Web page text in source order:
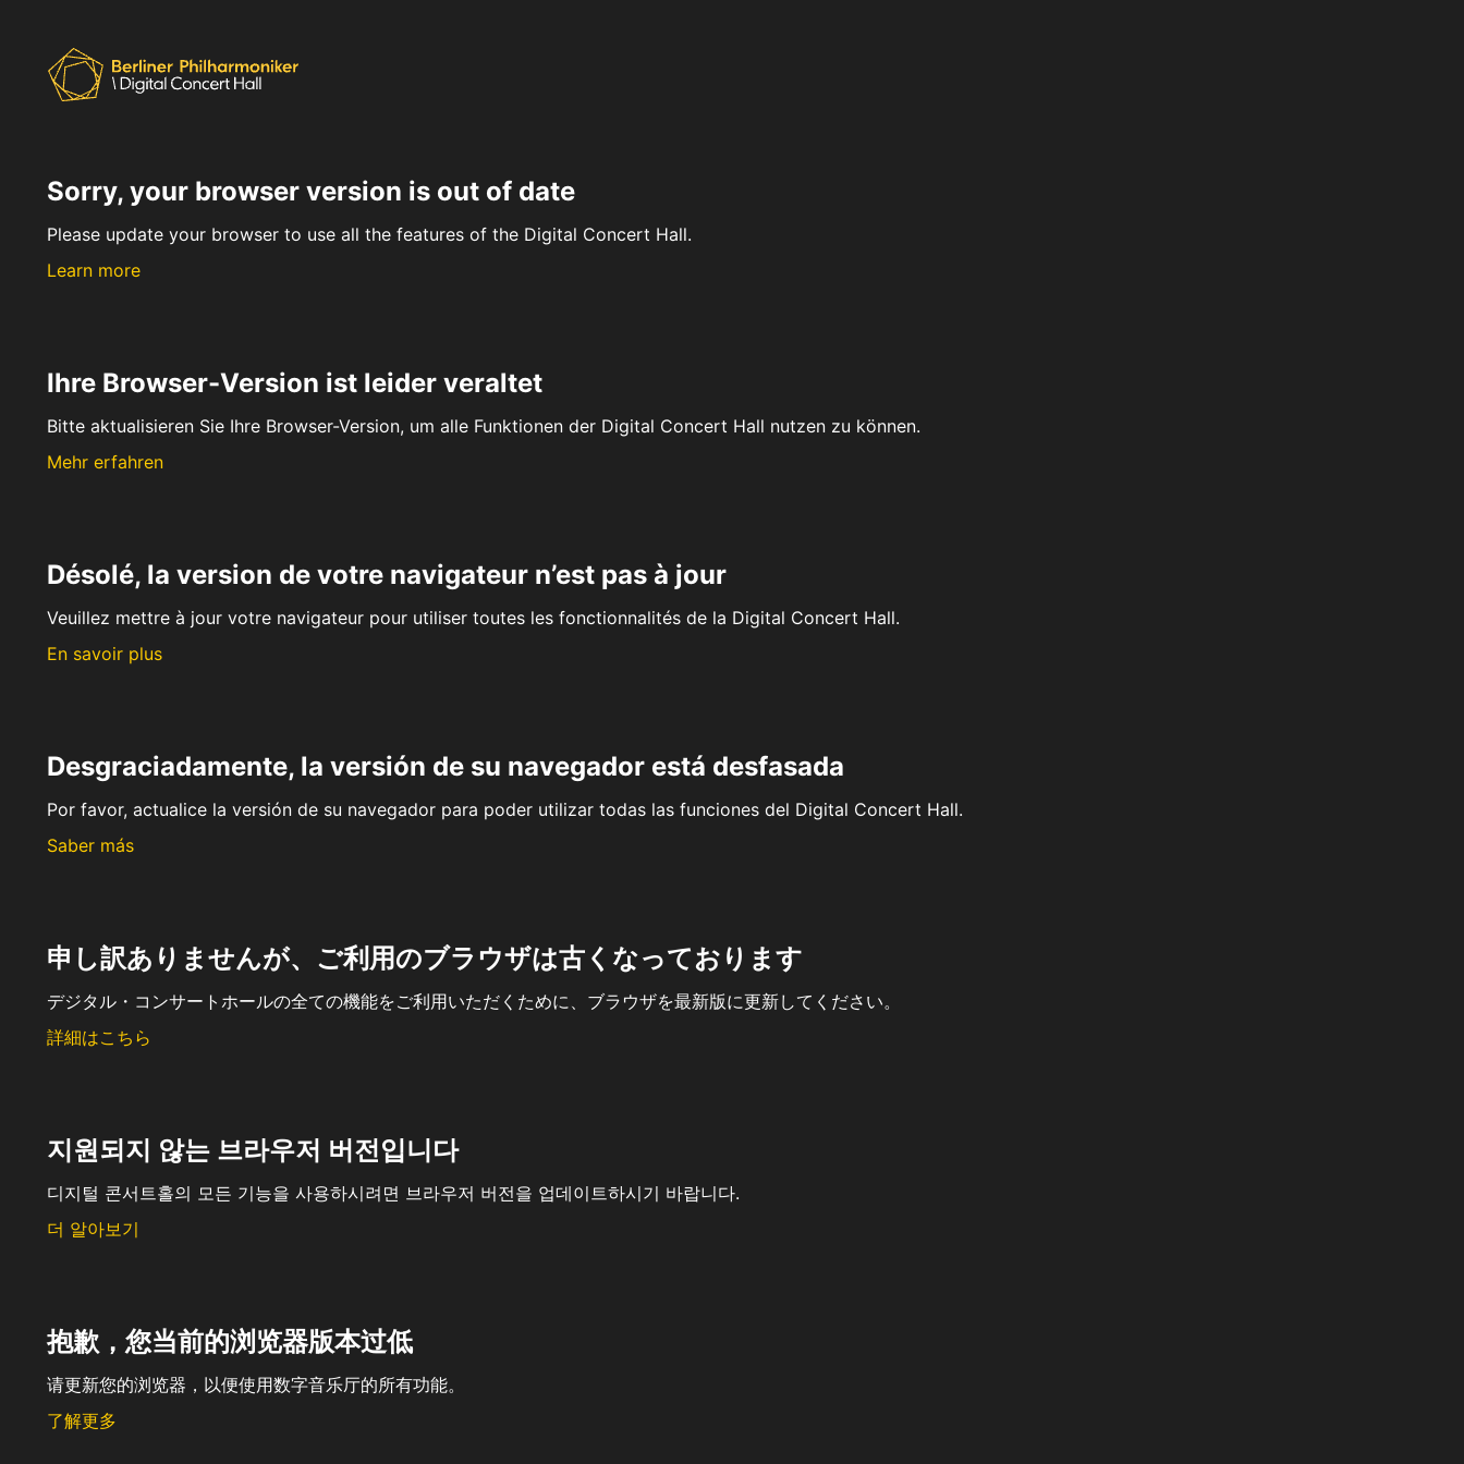
Sorry, your browser version is out of date
Please update your browser to use all the features of the Digital Concert Hall.
Learn more
Ihre Browser-Version ist leider veraltet
Bitte aktualisieren Sie Ihre Browser-Version, um alle Funktionen der Digital Concert Hall nutzen zu können.
Mehr erfahren
Désolé, la version de votre navigateur n’est pas à jour
Veuillez mettre à jour votre navigateur pour utiliser toutes les fonctionnalités de la Digital Concert Hall.
En savoir plus
Desgraciadamente, la versión de su navegador está desfasada
Por favor, actualice la versión de su navegador para poder utilizar todas las funciones del Digital Concert Hall.
Saber más
申し訳ありませんが、ご利用のブラウザは古くなっております
デジタル・コンサートホールの全ての機能をご利用いただくために、ブラウザを最新版に更新してください。
詳細はこちら
지원되지 않는 브라우저 버전입니다
디지털 콘서트홀의 모든 기능을 사용하시려면 브라우저 버전을 업데이트하시기 바랍니다.
더 알아보기
抱歉，您当前的浏览器版本过低
请更新您的浏览器，以便使用数字音乐厅的所有功能。
了解更多